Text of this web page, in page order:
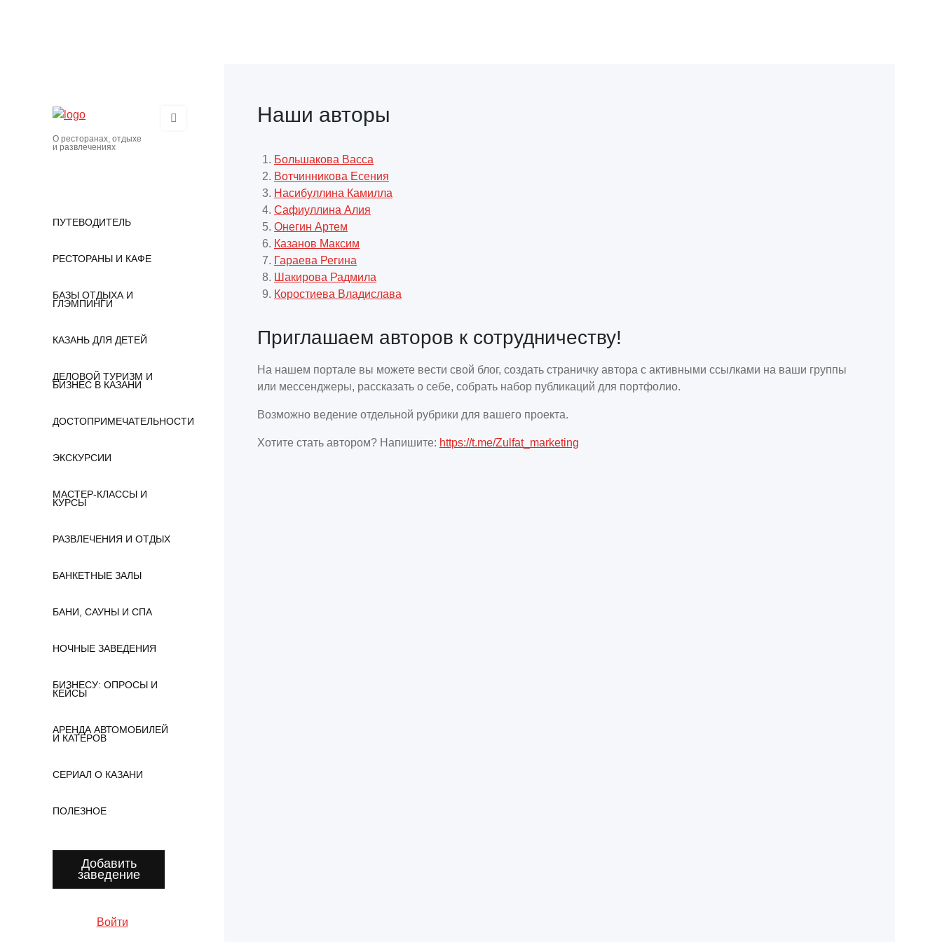
О ресторанах, отдыхе
и развлечениях
ПУТЕВОДИТЕЛЬ
РЕСТОРАНЫ И КАФЕ
БАЗЫ ОТДЫХА И
ГЛЭМПИНГИ
КАЗАНЬ ДЛЯ ДЕТЕЙ
ДЕЛОВОЙ ТУРИЗМ И
БИЗНЕС В КАЗАНИ
ДОСТОПРИМЕЧАТЕЛЬНОСТИ
ЭКСКУРСИИ
МАСТЕР-КЛАССЫ И
КУРСЫ
РАЗВЛЕЧЕНИЯ И ОТДЫХ
БАНКЕТНЫЕ ЗАЛЫ
БАНИ, САУНЫ И СПА
НОЧНЫЕ ЗАВЕДЕНИЯ
БИЗНЕСУ: ОПРОСЫ И
КЕЙСЫ
АРЕНДА АВТОМОБИЛЕЙ
И КАТЕРОВ
СЕРИАЛ О КАЗАНИ
ПОЛЕЗНОЕ
Добавить
заведение
Войти
Наши авторы
Большакова Васса
Вотчинникова Есения
Насибуллина Камилла
Сафиуллина Алия
Онегин Артем
Казанов Максим
Гараева Регина
Шакирова Радмила
Коростиева Владислава
Приглашаем авторов к сотрудничеству!
На нашем портале вы можете вести свой блог, создать страничку автора с активными ссылками на ваши группы
или мессенджеры, рассказать о себе, собрать набор публикаций для портфолио.
Возможно ведение отдельной рубрики для вашего проекта.
Хотите стать автором? Напишите: https://t.me/Zulfat_marketing